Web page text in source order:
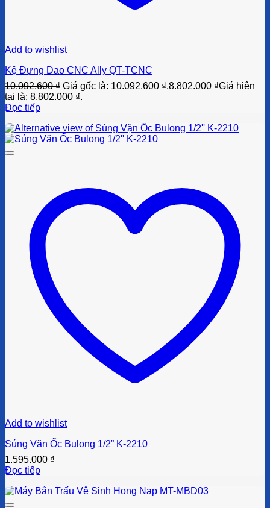
Add to wishlist
Kệ Đựng Dao CNC Ally QT-TCNC
10.092.600₫ Giá gốc là: 10.092.600 ₫.8.802.000 ₫Giá hiện
tại là: 8.802.000 ₫.
Đọc tiếp
Add to wishlist
Súng Vặn Ốc Bulong 1/2” K-2210
1.595.000 ₫
Đọc tiếp